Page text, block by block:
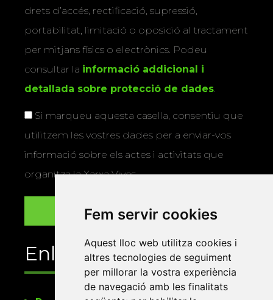
Fem servir cookies
Aquest lloc web utilitza cookies i
altres tecnologies de seguiment
per millorar la vostra experiència
de navegació amb les finalitats
drets d’accés, rectificació, supressió,
portabilitat, limitació o oposició al tractament
per mitjans físics o electrònics. Podeu
consultar la informació addicional i
detallada sobre protecció de dades
Si marqueu aquesta casella, consentiu que
utilitzem les vostres dades per a enviar-vos
informació sobre els actes i activitats que
organitza la Xarxa Vives.
Enllaços